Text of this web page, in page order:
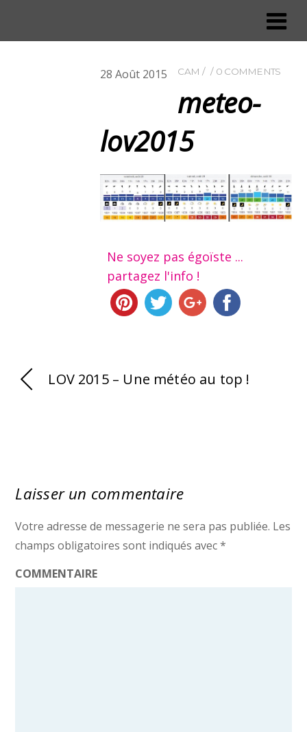
28 Août 2015 CAM 0 COMMENTS
meteo-
lov2015
Ne soyez pas égoïste ...
partagez l'info !
LOV 2015 – Une météo au top !
Laisser un commentaire
Votre adresse de messagerie ne sera pas publiée. Les
champs obligatoires sont indiqués avec*
COMMENTAIRE